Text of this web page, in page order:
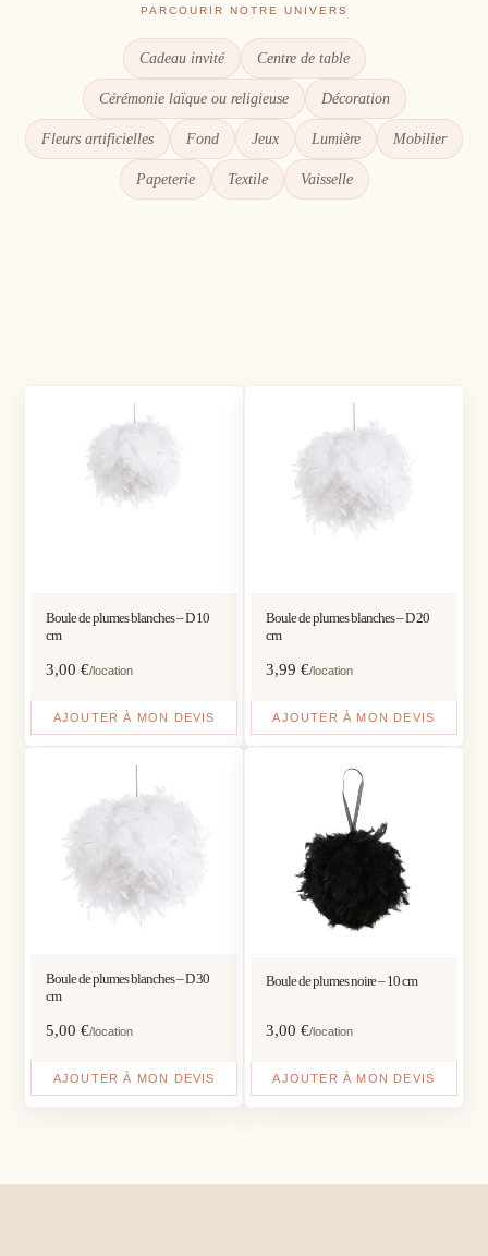
PARCOURIR NOTRE UNIVERS
Cadeau invité Centre de table
Cérémonie laïque ou religieuse Décoration
Fleurs artificielles Fond Jeux Lumière Mobilier
Papeterie Textile Vaisselle
Boule de plumes blanches – D 10
cm
3,00€/location
AJOUTER À MON DEVIS
Boule de plumes blanches – D 20
cm
3,99 €/location
AJOUTER À MON DEVIS
Boule de plumes blanches – D 30
cm
5,00€/location
AJOUTER À MON DEVIS
Boule de plumes noire – 10 cm
3,00 €/location
AJOUTER À MON DEVIS